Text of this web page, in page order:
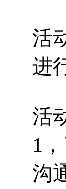
活
进
活
1
沟